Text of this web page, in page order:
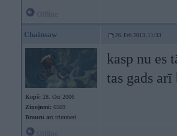
Chainsaw 26. Feb 2013, 11:33
Kopš: 28. Oct 2006
Ziņojumi: 6569
Braucu ar: trimmeri
kasp nu es
tas gads